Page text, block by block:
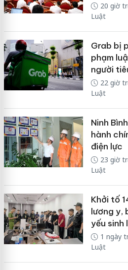
20 giờ
Luật
Grab bị
phạm
người
22 giờ
Luật
Ninh
hành
điện lực
23 giờ
Luật
Khởi tố
lương y,
yếu sinh
1 ngày
Luật